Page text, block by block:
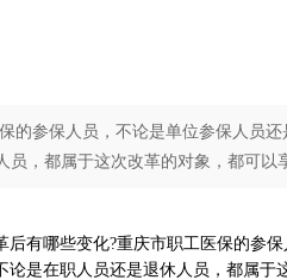
的参保人员，不论是单位参保人员
员，都属于这次改革的对象，都可以
后有哪些变化?重庆市职工医保的参
论是在职人员还是退休人员，都属